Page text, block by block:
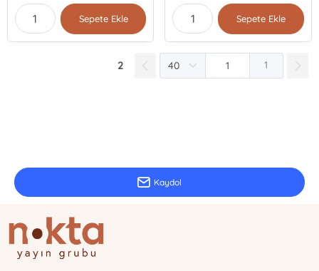
Sepete Ekle Sepete Ekle
2 1
Kaydol